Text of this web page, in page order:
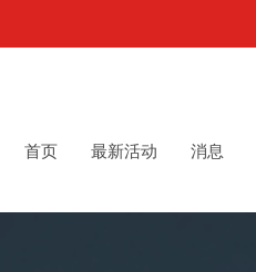
首页 最新活动 消息